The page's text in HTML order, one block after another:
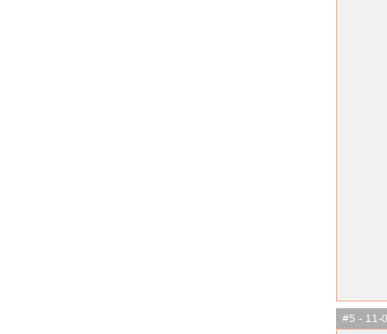
#5 - 11-